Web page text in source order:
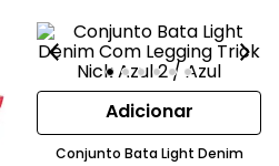
Adicionar
Conjunto Bata Light Denim